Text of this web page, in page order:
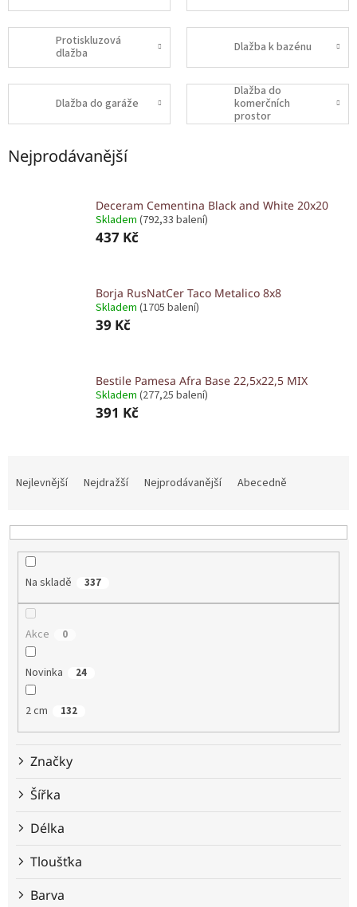
Protiskluzová
dlažba
Dlažba k bazénu
Dlažba do garáže
Dlažba do
komerčních
prostor
Nejprodávanější
Deceram Cementina Black and White 20x20
Skladem (792,33 balení)
437 Kč
Borja RusNatCer Taco Metalico 8x8
Skladem (1705 balení)
39 Kč
Bestile Pamesa Afra Base 22,5x22,5 MIX
Skladem (277,25 balení)
391 Kč
n
Nejlevnější Nejdražší Nejprodávanější Abecedně
Na skladě 337
Akce 0
Novinka 24
2 cm 132
Značky
Šířka
Délka
Tloušťka
Barva